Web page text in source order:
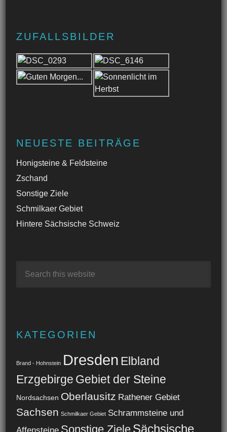
ZUFALLSBILDER
NEUESTE BEITRÄGE
Honigsteine & Feldsteine
Zschand
Sonstige Ziele
Schmilkaer Gebiet
Hintere Sächsische Schweiz
KATEGORIEN
Brand - Hohnstein Dresden Elbland
Erzgebirge Gebiet der Steine
Nordsachsen Oberlausitz Rathener Gebiet
Sachsen Schmilkaer Gebiet Schrammsteine und
Sonstige Ziele Sächsische